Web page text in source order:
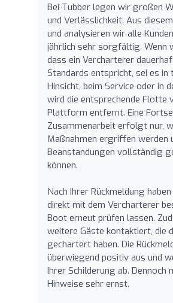
Bei Tubber legen wir großen
und Verlässlichkeit. Aus
und analysieren wir alle
jährlich sehr sorgfältig. Wenn
dass ein Vercharterer
Standards entspricht, sei es in
Hinsicht, beim Service oder in
wird die entsprechende Flotte
Plattform entfernt. Eine
Zusammenarbeit erfolgt nur,
Maßnahmen ergriffen werden
Beanstandungen vollständig
können.
Nach Ihrer Rückmeldung
direkt mit dem Vercharterer
Boot erneut prüfen lassen.
weitere Gäste kontaktiert, die
gechartert haben. Die
überwiegend positiv aus und
Ihrer Schilderung ab. Dennoch
Hinweise sehr ernst.